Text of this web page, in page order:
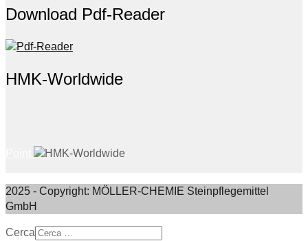
Download Pdf-Reader
HMK-Worldwide
2025 - Copyright: MÖLLER-CHEMIE Steinpflegemittel
GmbH
Cerca